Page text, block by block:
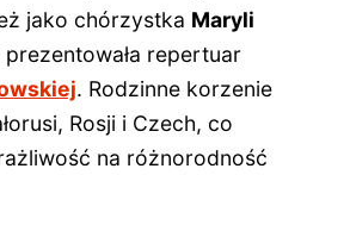
jako chórzystka Maryli
prezentowała repertuar
. Rodzinne korzenie
Rosji i Czech, co
na różnorodność